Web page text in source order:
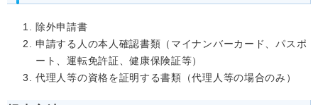
除外申請書
申請する人の本人確認書類（マイナンバーカード、パスポ
ート、運転免許証、健康保険証等）
代理人等の資格を証明する書類（代理人等の場合のみ）